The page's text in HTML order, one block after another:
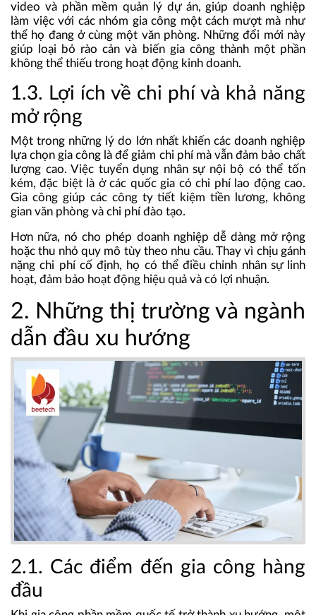
video và phần mềm quản lý dự án, giúp doanh nghiệp
làm việc với các nhóm gia công một cách mượt mà như
thể họ đang ở cùng một văn phòng. Những đổi mới này
giúp loại bỏ rào cản và biến gia công thành một phần
không thể thiếu trong hoạt động kinh doanh.
1.3. Lợi ích về chi phí và khả năng
mở rộng
Một trong những lý do lớn nhất khiến các doanh nghiệp
lựa chọn gia công là để giảm chi phí mà vẫn đảm bảo chất
lượng cao. Việc tuyển dụng nhân sự nội bộ có thể tốn
kém, đặc biệt là ở các quốc gia có chi phí lao động cao.
Gia công giúp các công ty tiết kiệm tiền lương, không
gian văn phòng và chi phí đào tạo.
Hơn nữa, nó cho phép doanh nghiệp dễ dàng mở rộng
hoặc thu nhỏ quy mô tùy theo nhu cầu. Thay vì chịu gánh
nặng chi phí cố định, họ có thể điều chỉnh nhân sự linh
hoạt, đảm bảo hoạt động hiệu quả và có lợi nhuận.
2. Những thị trường và ngành
dẫn đầu xu hướng
2.1. Các điểm đến gia công hàng
đầu